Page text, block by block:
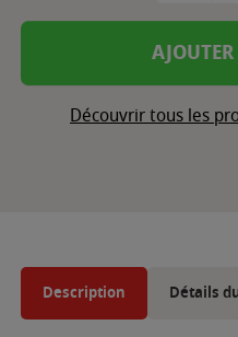
Découvrir tous les
Description Détails